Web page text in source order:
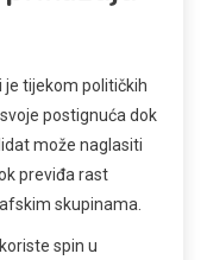
je tijekom političkih
postignuća dok
može naglasiti
previđa rast
skupinama.
spin u